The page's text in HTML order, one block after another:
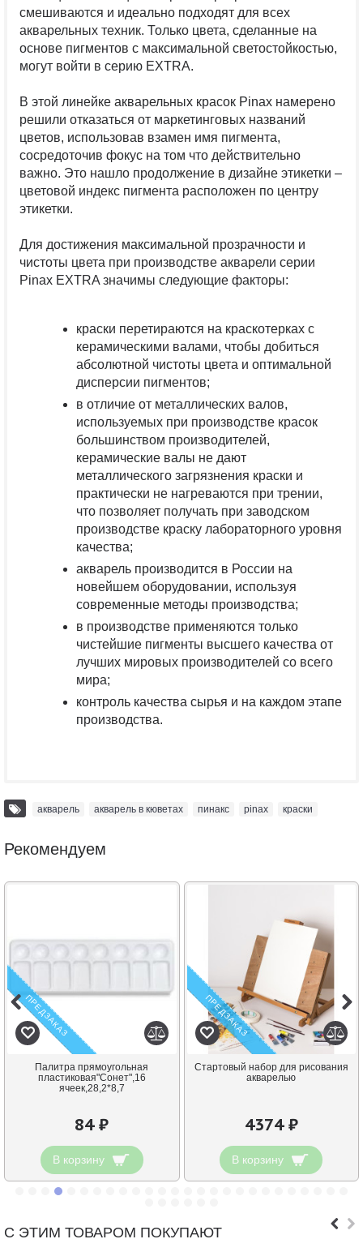
смешиваются и идеально подходят для всех
акварельных техник. Только цвета, сделанные на
основе пигментов с максимальной светостойкостью,
могут войти в серию EXTRA.
В этой линейке акварельных красок Pinax намерено
решили отказаться от маркетинговых названий
цветов, использовав взамен имя пигмента,
сосредоточив фокус на том что действительно
важно. Это нашло продолжение в дизайне этикетки –
цветовой индекс пигмента расположен по центру
этикетки.
Для достижения максимальной прозрачности и
чистоты цвета при производстве акварели серии
Pinax EXTRA значимы следующие факторы:
краски перетираются на краскотерках с
керамическими валами, чтобы добиться
абсолютной чистоты цвета и оптимальной
дисперсии пигментов;
в отличие от металлических валов,
используемых при производстве красок
большинством производителей,
керамические валы не дают
металлического загрязнения краски и
практически не нагреваются при трении,
что позволяет получать при заводском
производстве краску лабораторного уровня
качества;
акварель производится в России на
новейшем оборудовании, используя
современные методы производства;
в производстве применяются только
чистейшие пигменты высшего качества от
лучших мировых производителей со всего
мира;
контроль качества сырья и на каждом этапе
производства.
акварель акварель в кюветах пинакс pinax краски
Рекомендуем
ПРЕДЗАКАЗ
Палитра прямоугольная
пластиковая"Сонет",16
ячеек,28,2*8,7
84 ₽
В корзину
ПРЕДЗАКАЗ
Стартовый набор для рисования
акварелью
4374 ₽
В корзину
С ЭТИМ ТОВАРОМ ПОКУПАЮТ